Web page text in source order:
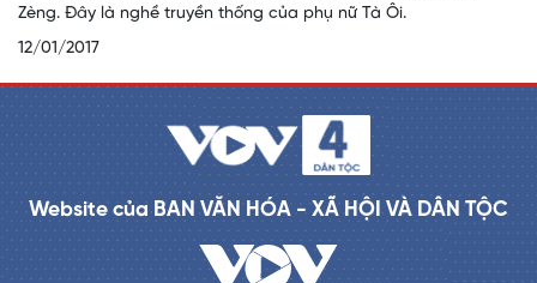
Zèng. Đây là nghề truyền thống của phụ nữ Tà Ôi.
12/01/2017
Website của BAN VĂN HÓA - XÃ HỘI VÀ DÂN TỘC